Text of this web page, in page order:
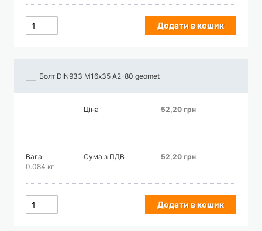
Додати в кошик
Болт DIN933 М16х35 А2-80 geomet
Ціна 52,20 грн
Вага
0.084 кг
Сума з ПДВ 52,20 грн
Додати в кошик